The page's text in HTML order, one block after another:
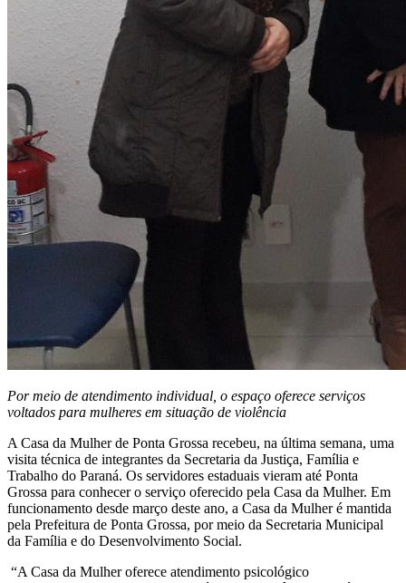
Por meio de atendimento individual, o espaço oferece serviços
voltados para mulheres em situação de violência
A Casa da Mulher de Ponta Grossa recebeu, na última semana, uma
visita técnica de integrantes da Secretaria da Justiça, Família e
Trabalho do Paraná. Os servidores estaduais vieram até Ponta
Grossa para conhecer o serviço oferecido pela Casa da Mulher. Em
funcionamento desde março deste ano, a Casa da Mulher é mantida
pela Prefeitura de Ponta Grossa, por meio da Secretaria Municipal
da Família e do Desenvolvimento Social.
“A Casa da Mulher oferece atendimento psicológico